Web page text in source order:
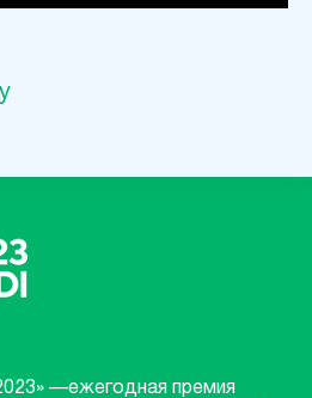
—ежегодная премия